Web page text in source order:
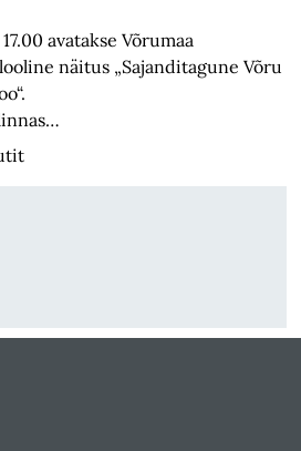
avatakse Võrumaa
näitus „Sajanditagune Võru